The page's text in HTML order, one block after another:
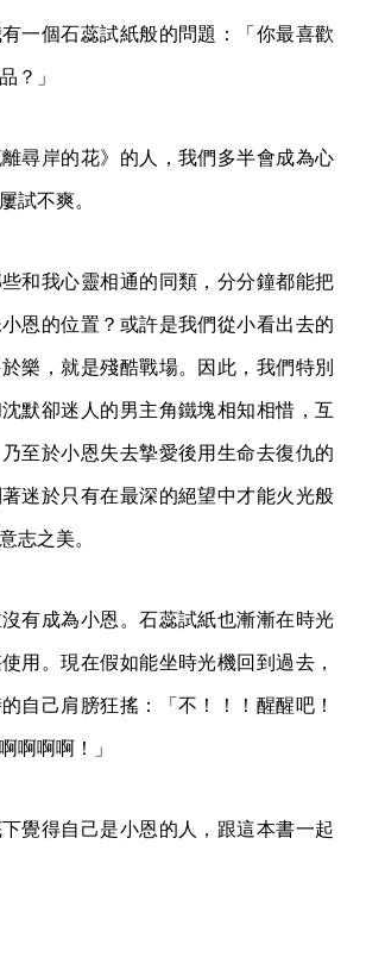
一個石蕊試紙般的問題：「你最喜歡
？」
尋岸的花》的人，我們多半會成為心
試不爽。
和我心靈相通的同類，分分鐘都能把
恩的位置？或許是我們從小看出去的
樂，就是殘酷戰場。因此，我們特別
默卻迷人的男主角鐵塊相知相惜，互
至於小恩失去摯愛後用生命去復仇的
迷於只有在最深的絕望中才能火光般
志之美。
有成為小恩。石蕊試紙也漸漸在時光
用。現在假如能坐時光機回到過去，
自己肩膀狂搖：「不！！！醒醒吧！
啊啊啊！」
覺得自己是小恩的人，跟這本書一起